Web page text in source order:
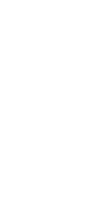
av beviser på
ikke med
tråler sine
å relansere […]
barnet til
ekte kunstnersjel
med så vel
lidelse» utløst av
portretter av
som handler